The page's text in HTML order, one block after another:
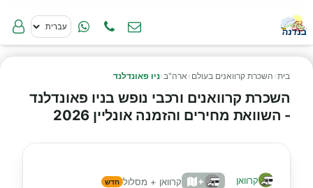
בית› השכרת קרוואנים בעולם › ארה"ב›ניו פאונדלנד
השכרת קרוואנים ורכבי נופש בניו פאונדלנד
- השוואת מחירים והזמנה אונליין 2026
קרוואן + קרוואן + מסלול חדש